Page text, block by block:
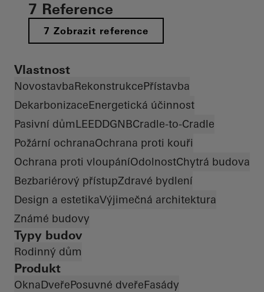
7 Reference
7 Zobrazit reference
Vlastnost
NovostavbaRekonstrukcePřístavba
DekarbonizaceEnergetická účinnost
Pasivní důmLEEDDGNBCradle-to-Cradle
Požární ochranaOchrana proti kouři
Ochrana proti vloupáníOdolnostChytrá budova
Bezbariérový přístupZdravé bydlení
Design a estetikaVýjimečná architektura
Známé budovy
Typy budov
Rodinný dům
Produkt
OknaDveřePosuvné dveřeFasády